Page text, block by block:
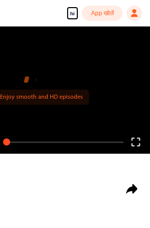
hi App खोलें
Enjoy smooth and HD episodes